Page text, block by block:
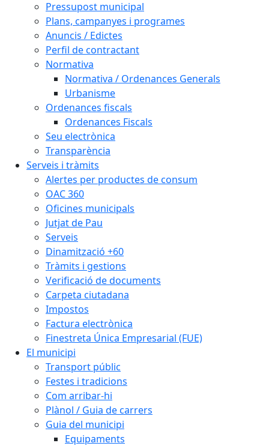
Pressupost municipal
Plans, campanyes i programes
Anuncis / Edictes
Perfil de contractant
Normativa
Normativa / Ordenances Generals
Urbanisme
Ordenances fiscals
Ordenances Fiscals
Seu electrònica
Transparència
Serveis i tràmits
Alertes per productes de consum
OAC 360
Oficines municipals
Jutjat de Pau
Serveis
Dinamització +60
Tràmits i gestions
Verificació de documents
Carpeta ciutadana
Impostos
Factura electrònica
Finestreta Única Empresarial (FUE)
El municipi
Transport públic
Festes i tradicions
Com arribar-hi
Plànol / Guia de carrers
Guia del municipi
Equipaments